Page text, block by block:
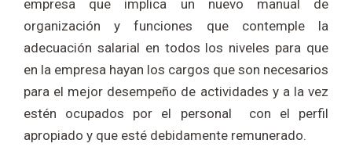
empresa que implica un nuevo manual de
organización y funciones que contemple la
adecuación salarial en todos los niveles para que
en la empresa hayan los cargos que son necesarios
para el mejor desempeño de actividades y a la vez
estén ocupados por el personal con el perfil
apropiado y que esté debidamente remunerado.